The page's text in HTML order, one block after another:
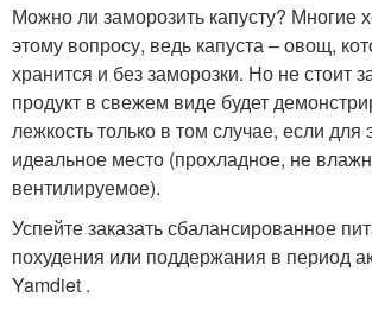
Можно ли заморозить капусту? Многие
этому вопросу, ведь капуста – овощ,
хранится и без заморозки. Но не стоит
продукт в свежем виде будет
лежкость только в том случае, если для
идеальное место (прохладное, не
вентилируемое).
Успейте заказать сбалансированное
похудения или поддержания в период
Yamdiet .